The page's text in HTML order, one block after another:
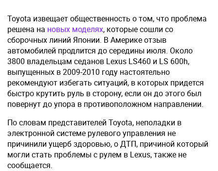
Toyota извещает общественность о том, что проблема
решена на новых моделях, которые сошли со
сборочных линий Японии. В Америке отзыв
автомобилей продлится до середины июля. Около
3800 владельцам седанов Lexus LS460 и LS 600h,
выпущенных в 2009-2010 году настоятельно
рекомендуют избегать ситуаций, в которых придется
быстро крутить руль в сторону, если он до этого был
повернут до упора в противоположном направлении.
По словам представителей Toyota, неполадки в
электронной системе рулевого управления не
причинили ущерб здоровью, о ДТП, причиной который
могли стать проблемы с рулем в Lexus, также не
сообщается.